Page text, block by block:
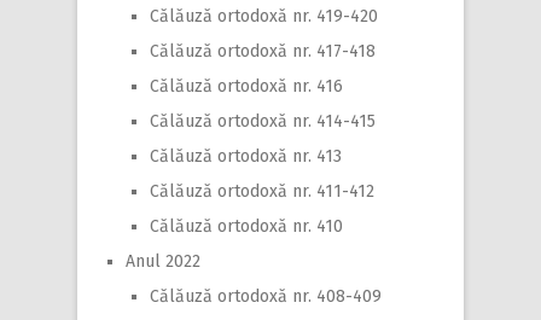
Călăuză ortodoxă nr. 419-420
Călăuză ortodoxă nr. 417-418
Călăuză ortodoxă nr. 416
Călăuză ortodoxă nr. 414-415
Călăuză ortodoxă nr. 413
Călăuză ortodoxă nr. 411-412
Călăuză ortodoxă nr. 410
Anul 2022
Călăuză ortodoxă nr. 408-409